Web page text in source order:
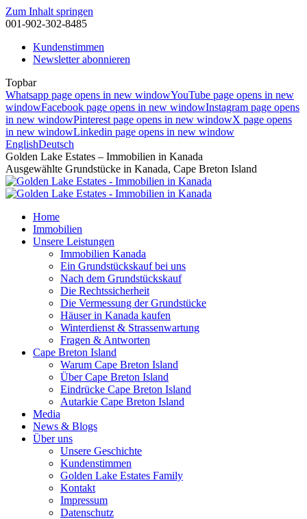
Zum Inhalt springen
001-902-302-8485
Kundenstimmen
Newsletter abonnieren
Topbar
Whatsapp page opens in new windowYouTube page opens in new
windowFacebook page opens in new windowInstagram page opens
in new windowPinterest page opens in new windowX page opens
in new windowLinkedin page opens in new window
EnglishDeutsch
Golden Lake Estates – Immobilien in Kanada
Ausgewählte Grundstücke in Kanada, Cape Breton Island
Home
Immobilien
Unsere Leistungen
Immobilien Kanada
Ein Grundstückskauf bei uns
Nach dem Grundstückskauf
Die Rechtssicherheit
Die Vermessung der Grundstücke
Häuser in Kanada kaufen
Winterdienst & Strassenwartung
Fragen & Antworten
Cape Breton Island
Warum Cape Breton Island
Über Cape Breton Island
Eindrücke Cape Breton Island
Autarkie Cape Breton Island
Media
News & Blogs
Über uns
Unsere Geschichte
Kundenstimmen
Golden Lake Estates Family
Kontakt
Impressum
Datenschutz